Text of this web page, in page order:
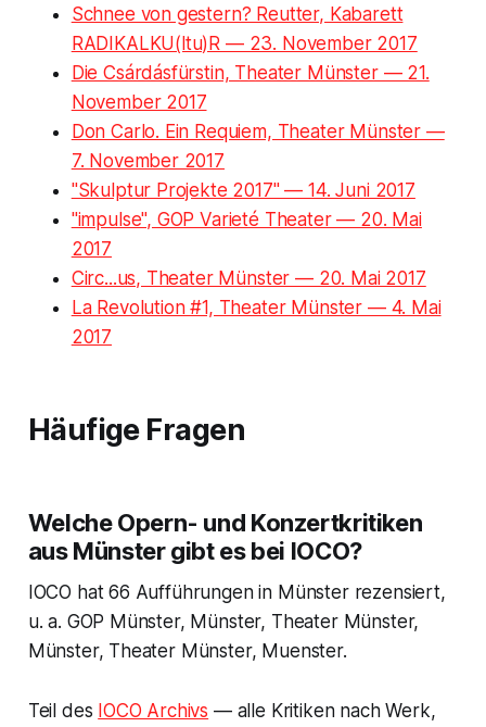
Schnee von gestern? Reutter, Kabarett
RADIKALKU(ltu)R — 23. November 2017
Die Csárdásfürstin, Theater Münster — 21.
November 2017
Don Carlo. Ein Requiem, Theater Münster —
7. November 2017
"Skulptur Projekte 2017" — 14. Juni 2017
"impulse", GOP Varieté Theater — 20. Mai
2017
Circ...us, Theater Münster — 20. Mai 2017
La Revolution #1, Theater Münster — 4. Mai
2017
Häufige Fragen
Welche Opern- und Konzertkritiken
aus Münster gibt es bei IOCO?
IOCO hat 66 Aufführungen in Münster rezensiert,
u. a. GOP Münster, Münster, Theater Münster,
Münster, Theater Münster, Muenster.
Teil des IOCO Archivs — alle Kritiken nach Werk,